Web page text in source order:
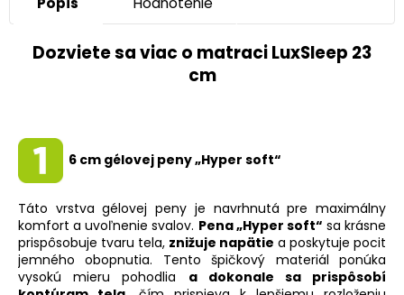
Dozviete sa viac o matraci LuxSleep 23
cm
6 cm gélovej peny „Hyper soft“
Táto vrstva gélovej peny je navrhnutá pre maximálny
komfort a uvoľnenie svalov. Pena „Hyper soft“ sa krásne
prispôsobuje tvaru tela, znižuje napätie a poskytuje pocit
jemného obopnutia. Tento špičkový materiál ponúka
vysokú mieru pohodlia a dokonale sa prispôsobí